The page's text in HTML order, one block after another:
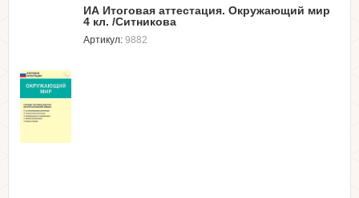
ИА Итоговая аттестация. Окружающий мир
4 кл. /Ситникова
Артикул: 9882